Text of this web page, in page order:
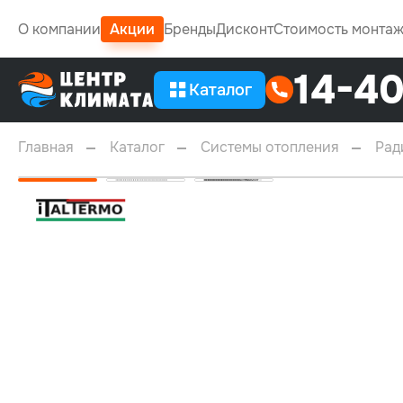
О компании Акции БрендыДисконтСтоимость
Каталог 14-40
Главная Каталог Системы отопления